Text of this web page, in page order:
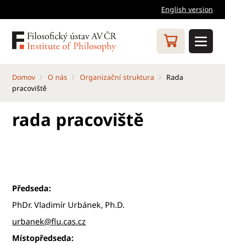
English version
Domov O nás Organizační struktura
Rada
pracoviště
rada pracoviště
Předseda:
PhDr. Vladimír Urbánek, Ph.D.
urbanek@flu.cas.cz
Místopředseda: